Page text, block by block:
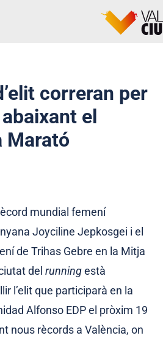
correran per
el
Marató
mundial femení
Joyciline Jepkosgei i el
de Trihas Gebre en la Mitja
delrunningestà
l’elit que participarà en la
Alfonso EDP el pròxim 19
nous rècords a València, on